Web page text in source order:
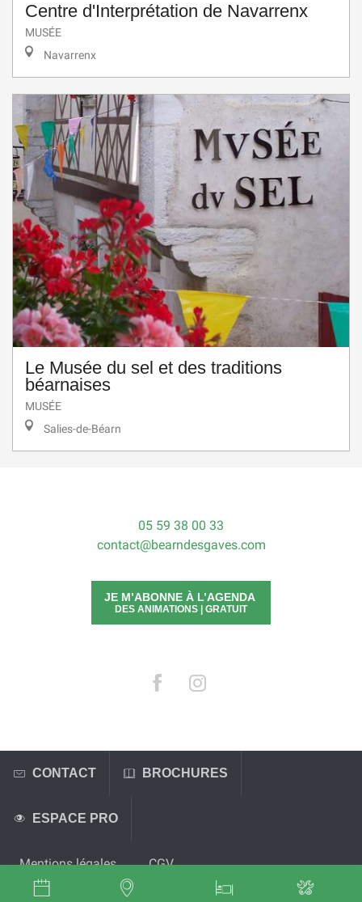
Centre d'Interprétation de Navarrenx
MUSÉE
Navarrenx
Le Musée du sel et des traditions
béarnaises
MUSÉE
Salies-de-Béarn
05 59 38 00 33
contact@bearndesgaves.com
JE M’ABONNE À L’AGENDA
DES ANIMATIONS | GRATUIT
CONTACT BROCHURES
ESPACE PRO
Mentions légales CGV